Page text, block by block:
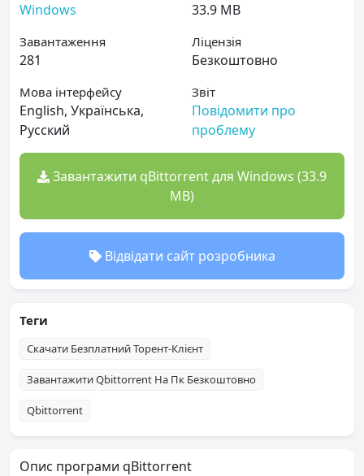
Windows 33.9 MB
Завантаження
281
Ліцензія
Безкоштовно
Мова інтерфейсу
English, Українська,
Русский
Звіт
Повідомити про
проблему
Завантажити qBittorrent для Windows (33.9
MB)
Відвідати сайт розробника
Теги
Cкачати Безплатний Торент-Клієнт
Завантажити Qbittorrent На Пк Безкоштовно
Qbittorrent
Опис програми qBittorrent